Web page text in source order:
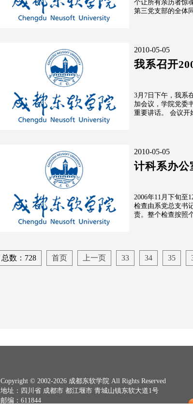
个让所有亲历者惊
第三党支部的全体
2010-05-05
我系召开
3月7日下午，我系
加会议，学院党委
重要讲话
2010-05-05
计科系办公
2006年11月下旬至
检查由系党总支书
责。整个检查按照
总数：728 首页 上一页 33 34 35
Copyright © 2002-2026 成都东软学院 All Rights Reserved
地址：四川省 成都市 都江堰市 青城山镇东软大道1号
邮编：611844